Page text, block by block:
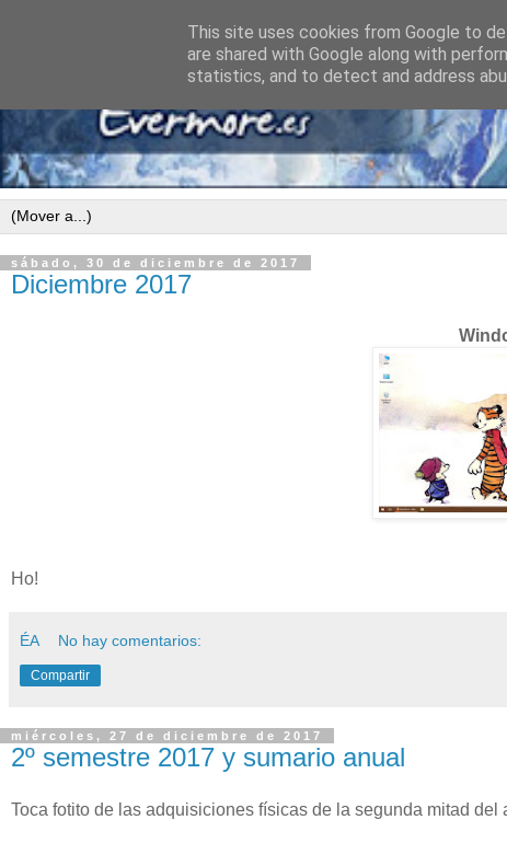
sábado, 30 de diciembre de 2017
Diciembre 2017
Ho!
ÉA No hay comentarios:
Compartir
miércoles, 27 de diciembre de 2017
2º semestre 2017 y sumario anual
Toca fotito de las adquisiciones físicas de la segunda mitad
This site uses cookies from Google to
are shared with Google along with
statistics, and to detect and address